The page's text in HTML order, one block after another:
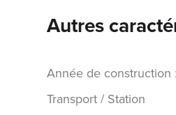
Autres
Année de construction
Transport / Station